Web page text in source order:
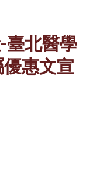
臺北醫學
惠文宣